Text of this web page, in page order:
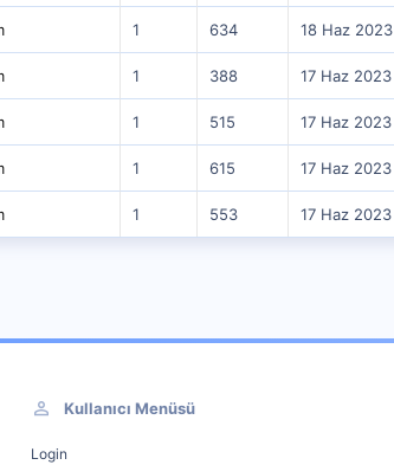
1 634 18 Haz 2023
1 388 17 Haz 2023
1 515 17 Haz 2023
1 615 17 Haz 2023
1 553 17 Haz 2023
Kullanıcı Menüsü
Login